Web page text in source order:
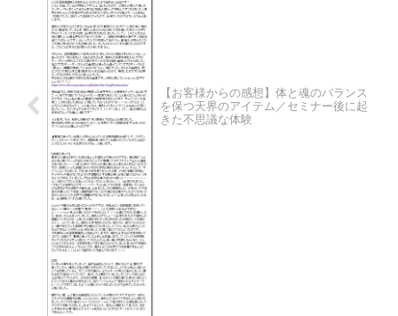
【お客様からの感想】体と魂のバランス
を保つ天界のアイテム／セミナー後に起
きた不思議な体験